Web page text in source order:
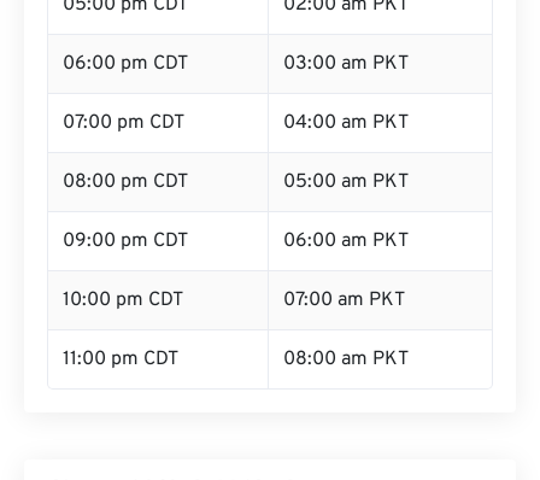
05:00 pm CDT 02:00 am PKT
06:00 pm CDT 03:00 am PKT
07:00 pm CDT 04:00 am PKT
08:00 pm CDT 05:00 am PKT
09:00 pm CDT 06:00 am PKT
10:00 pm CDT 07:00 am PKT
11:00 pm CDT 08:00 am PKT